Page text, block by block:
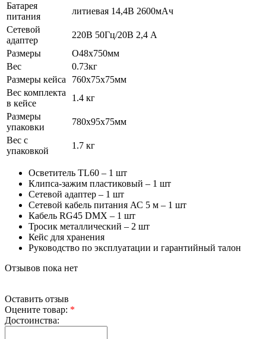
Батарея
питания
литиевая 14,4В 2600мАч
Сетевой
адаптер
220В 50Гц/20В 2,4 А
Размеры
O48х750мм
Вес
0.73кг
Размеры кейса
760х75х75мм
Вес комплекта
в кейсе
1.4 кг
Размеры
упаковки
780х95х75мм
Вес с
упаковкой
1.7 кг
Осветитель TL60 – 1 шт
Клипса-зажим пластиковый – 1 шт
Сетевой адаптер – 1 шт
Сетевой кабель питания АС 5 м – 1 шт
Кабель RG45 DMX – 1 шт
Тросик металлический – 2 шт
Кейс для хранения
Руководство по эксплуатации и гарантийный талон
Отзывов пока нет
Оставить отзыв
Оцените товар: *
Достоинства: